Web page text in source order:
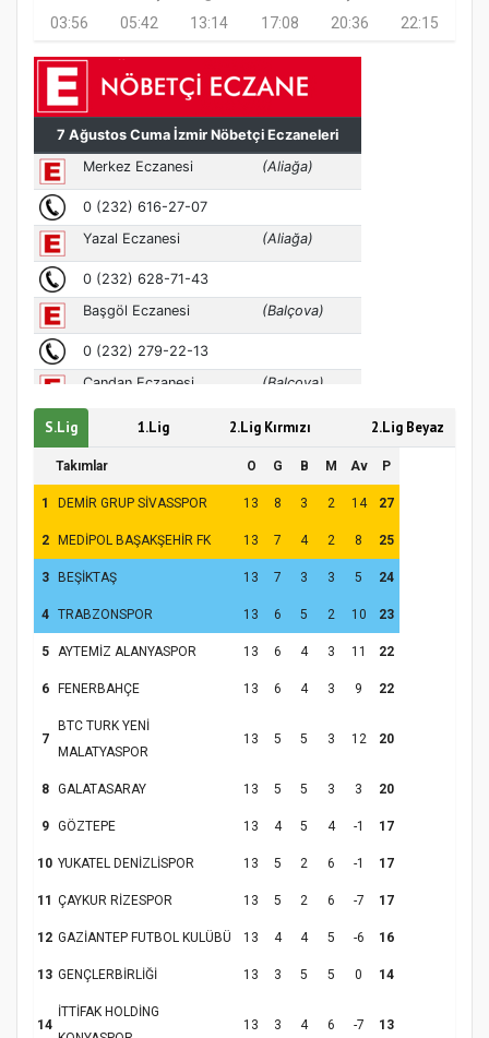
Türkiye’de insanlar dinle bağlarını
koparıyor mu?
03:56
05:42 13:14 17:08 20:36 22:15
S.Lig 1.Lig 2.Lig Kırmızı 2.Lig Beyaz
Takımlar O G B M Av P
1 DEMİR GRUP SİVASSPOR 13 8 3 2 14 27
2 MEDİPOL BAŞAKŞEHİR FK 13 7 4 2 8 25
3 BEŞİKTAŞ 13 7 3 3 5 24
4 TRABZONSPOR 13 6 5 2 10 23
5 AYTEMİZ ALANYASPOR 13 6 4 3 11 22
6 FENERBAHÇE 13 6 4 3 9 22
7
BTC TURK YENİ
MALATYASPOR
13 5 5 3 12 20
8 GALATASARAY 13 5 5 3 3 20
9 GÖZTEPE 13 4 5 4 -1 17
10 YUKATEL DENİZLİSPOR 13 5 2 6 -1 17
11 ÇAYKUR RİZESPOR 13 5 2 6 -7 17
12 GAZİANTEP FUTBOL KULÜBÜ 13 4 4 5 -6 16
13 GENÇLERBİRLİĞİ 13 3 5 5 0 14
14
İTTİFAK HOLDİNG
13 3 4 6 -7 13